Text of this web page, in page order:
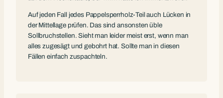
Auf jeden Fall jedes Pappelsperrholz-Teil auch Lücken in
der Mittellage prüfen. Das sind ansonsten üble
Sollbruchstellen. Sieht man leider meist erst, wenn man
alles zugesägt und gebohrt hat. Sollte man in diesen
Fällen einfach zuspachteln.